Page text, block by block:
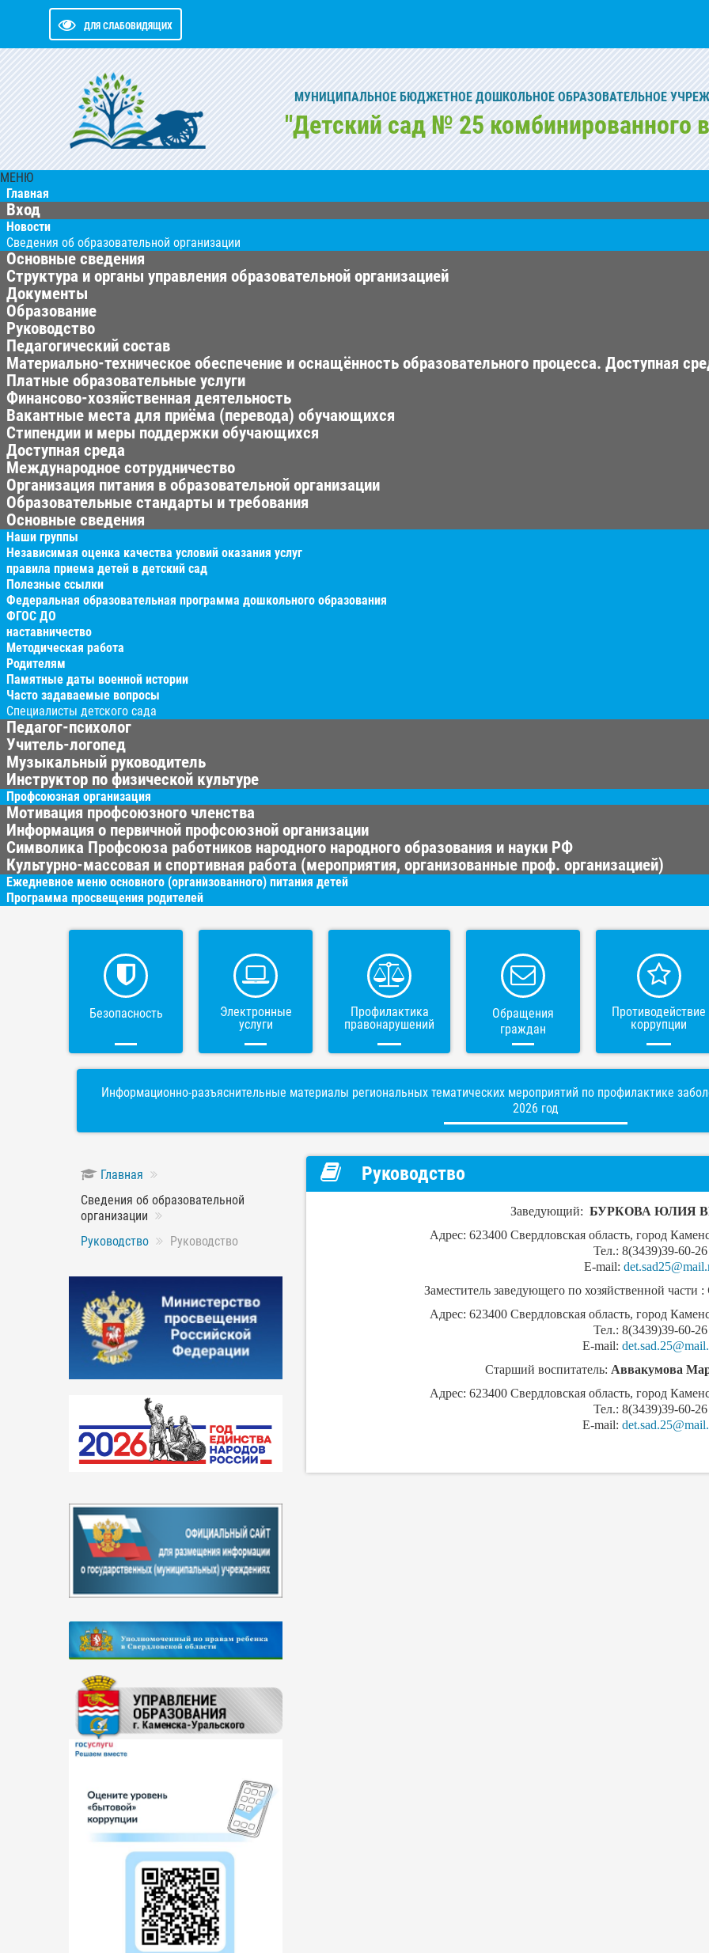
ДЛЯ СЛАБОВИДЯЩИХ
МУНИЦИПАЛЬНОЕ БЮДЖЕТНОЕ ДОШКОЛЬНОЕ ОБРАЗОВАТЕЛЬНОЕ
"Детский сад № 25 комбинированного
МЕНЮ
Главная
Вход
Новости
Сведения об образовательной организации
Основные сведения
Структура и органы управления образовательной организацией
Документы
Образование
Руководство
Педагогический состав
Материально-техническое обеспечение и оснащённость образовательного процесса. Доступная
Платные образовательные услуги
Финансово-хозяйственная деятельность
Вакантные места для приёма (перевода) обучающихся
Стипендии и меры поддержки обучающихся
Доступная среда
Международное сотрудничество
Организация питания в образовательной организации
Образовательные стандарты и требования
Основные сведения
Наши группы
Независимая оценка качества условий оказания услуг
правила приема детей в детский сад
Полезные ссылки
Федеральная образовательная программа дошкольного образования
ФГОС ДО
наставничество
Методическая работа
Родителям
Памятные даты военной истории
Часто задаваемые вопросы
Специалисты детского сада
Педагог-психолог
Учитель-логопед
Музыкальный руководитель
Инструктор по физической культуре
Профсоюзная организация
Мотивация профсоюзного членства
Информация о первичной профсоюзной организации
Символика Профсоюза работников народного народного образования и науки РФ
Культурно-массовая и спортивная работа (мероприятия, организованные проф. организацией)
Ежедневное меню основного (организованного) питания детей
Программа просвещения родителей
Безопасность
Электронные
услуги
Профилактика
правонарушений
Обращения
граждан
Противодействие
коррупции
Информационно-разъяснительные материалы региональных тематических мероприятий по профилактике
2026 год
Главная
Сведения об образовательной
организации
Руководство
Руководство
Руководство
Заведующий: БУРКОВА ЮЛИЯ
Адрес: 623400 Свердловская область, город
Тел.: 8(3439)39-60-26
E-mail:
Заместитель заведующего по хозяйственной части :
Адрес: 623400 Свердловская область, город
Тел.: 8(3439)39-60-26
E-mail:
Старший воспитатель: Аввакумова
Адрес: 623400 Свердловская область, город
Тел.: 8(3439)39-60-26
E-mail: